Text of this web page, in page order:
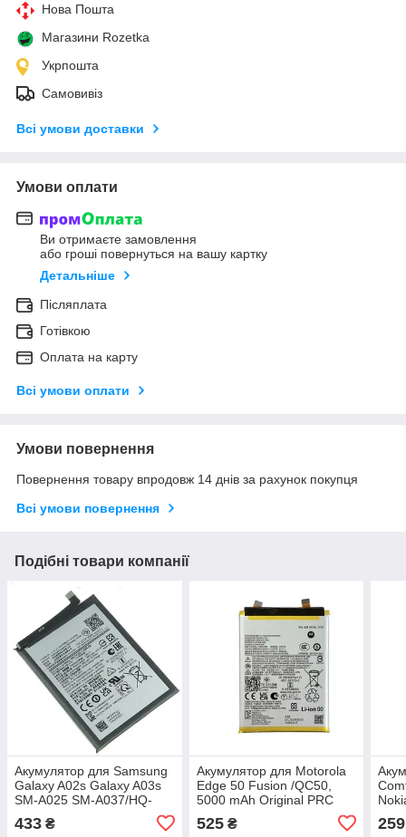
Нова Пошта
Магазини Rozetka
Укрпошта
Самовивіз
Всі умови доставки
Умови оплати
Ви отримаєте замовлення
або гроші повернуться на вашу картку
Детальніше
Післяплата
Готівкою
Оплата на карту
Всі умови оплати
Умови повернення
Повернення товару впродовж 14 днів за рахунок покупця
Всі умови повернення
Подібні товари компанії
Акумулятор для Samsung
Galaxy A02s Galaxy A03s
SM-A025 SM-A037/HQ-
50SD/HQ-50S (5000 mAh)
Original PRC
433 ₴
Акумулятор для Motorola
Edge 50 Fusion /QC50,
5000 mAh Original PRC
525₴ 259